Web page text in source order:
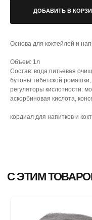
ДОБАВИТЬ В
Основа для коктейлей и
Объем: 1л
Состав: вода питьевая
бутоны тибетской
регуляторы кислотности:
аскорбиновая кислота,
кордиал для напитков и
С ЭТИМ ТОВАРОМ